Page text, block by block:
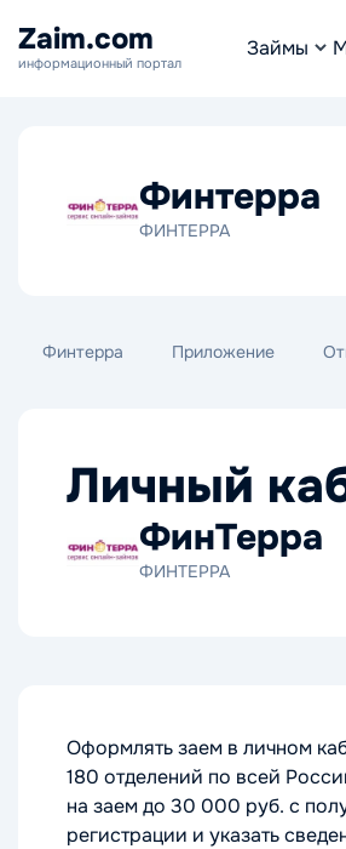
Zaim.com
информационный портал
Займы
Финтерра
ФИНТЕРРА
Финтерра Приложение
Личный
ФинТерра
ФИНТЕРРА
Оформлять заем в личном
180 отделений по всей
на заем до 30 000 руб. с
регистрации и указать